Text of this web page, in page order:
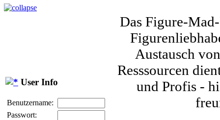
User Info
Benutzername:
Passwort:
Das Figure-
Austausch
Resssourcen
und Profis -